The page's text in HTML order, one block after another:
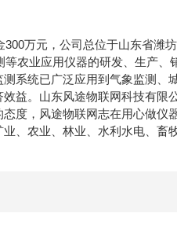
万元，公司总位于山东省潍
农业应用仪器的研发、生产
系统已广泛应用到气象监测
益。山东风途物联网科技有限
度，风途物联网志在用心做
、农业、林业、水利水电、畜